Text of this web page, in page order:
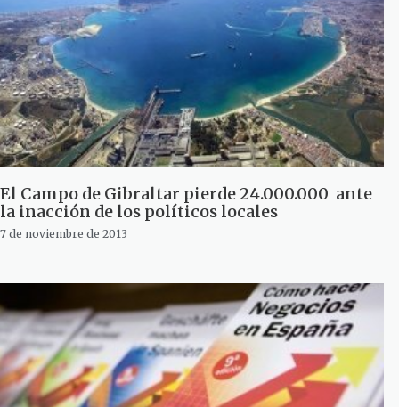
El Campo de Gibraltar pierde 24.000.000  ante
la inacción de los políticos locales
7 de noviembre de 2013